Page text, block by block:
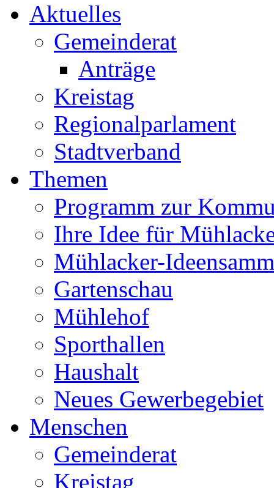
Aktuelles
Gemeinderat
Anträge
Kreistag
Regionalparlament
Stadtverband
Themen
Programm zur
Ihre Idee für
Mühlacker-
Gartenschau
Mühlehof
Sporthallen
Haushalt
Neues Gewerbegebiet
Menschen
Gemeinderat
Kreistag